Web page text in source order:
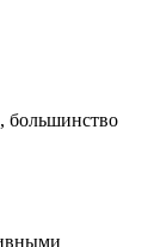
большинство